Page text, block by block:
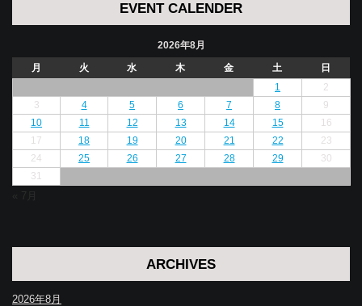
EVENT CALENDER
2026年8月
月
火 水 木 金 土
日
1
2
3
4 5 6 7 8
9
10
11 12 13 14 15
16
17
18 19 20 21 22
23
24
25 26 27 28 29
30
31
« 7月
ARCHIVES
2026年8月